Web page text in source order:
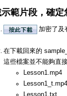
範片段，確
加密了及
在下載回來的
這些檔案並不能夠直
Lesson1.mp4
Lesson1_t.mp4
Lesson1.txt